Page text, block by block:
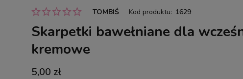
TOMBIŚ Kod produktu: 1629
Skarpetki bawełniane dla
kremowe
5,00 zł